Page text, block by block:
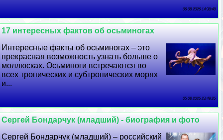
06 08 2026 14:38:48
17 интересных фактов об осьминогах
Интересные факты об осьминогах – это
прекрасная возможность узнать больше о
моллюсках. Осьминоги встречаются во
всех тропических и субтропических морях
и...
05 08 2026 23:49:26
Сергeй Бондарчук (младший) - биография и фото
Сергeй Бондарчук (младший) – российский